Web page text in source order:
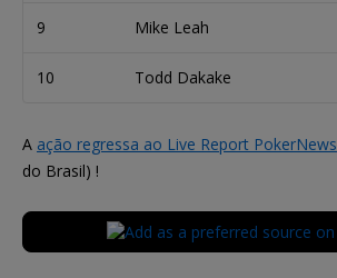
9 Mike Leah
10 Todd Dakake
A ação regressa ao Live Report PokerNews
do Brasil) !